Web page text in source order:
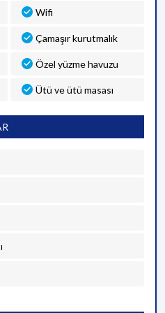
Wifi
Çamaşır kurutmalık
Özel yüzme havuzu
Ütü ve ütü masası